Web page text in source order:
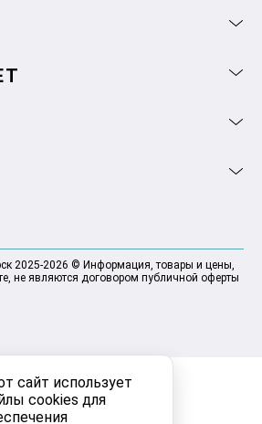
сайт использует
cookies для
2025-2026 © Информация, товары и цены,
не являются договором публичной оферты